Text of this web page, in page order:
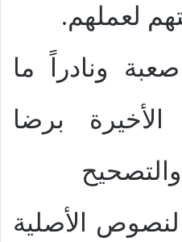
لعملهم.
ونادراً ما
برضا
الأصلية